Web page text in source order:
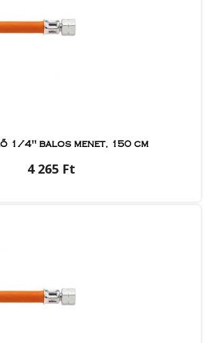
1/4" balos menet, 150 cm
4 265 Ft